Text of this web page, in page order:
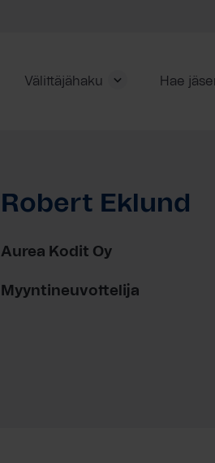
Välittäjähaku Hae
Robert Eklund
Aurea Kodit Oy
Myyntineuvottelija